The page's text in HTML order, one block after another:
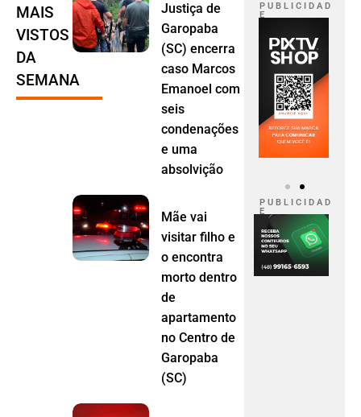
MAIS
VISTOS
DA
SEMANA
Justiça de
Garopaba
(SC) encerra
caso Marcos
Emanoel com
seis
condenações
e uma
absolvição
Mãe vai
visitar filho e
o encontra
morto dentro
de
apartamento
no Centro de
Garopaba
(SC)
P U B L I C I D A D
E
P U B L I C I D A D
E